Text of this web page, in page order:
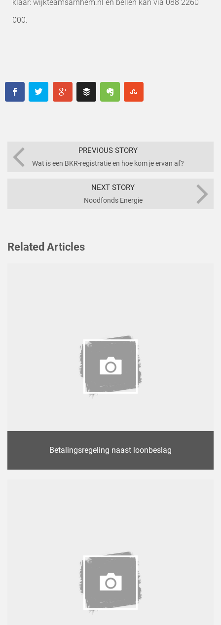
klaar: wijkteamsarnhem.nl en bellen kan via 088 2260
000.
PREVIOUS STORY
Wat is een BKR-registratie en hoe kom je ervan af?
NEXT STORY
Noodfonds Energie
Related Articles
Betalingsregeling naast loonbeslag